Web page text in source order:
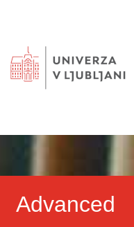
Advanced